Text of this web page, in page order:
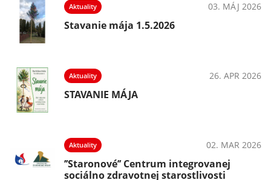
Aktuality 03. MÁJ 2026
Stavanie mája 1.5.2026
Aktuality 26. APR 2026
STAVANIE MÁJA
Aktuality 02. MAR 2026
’’Staronové’’ Centrum integrovanej
sociálno zdravotnej starostlivosti